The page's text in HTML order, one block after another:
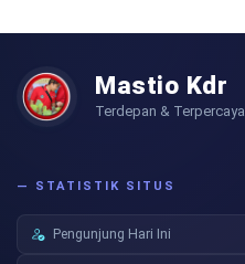
Mastio Kdr
Terdepan & Terpercaya
— STATISTIK SITUS
Pengunjung Hari Ini